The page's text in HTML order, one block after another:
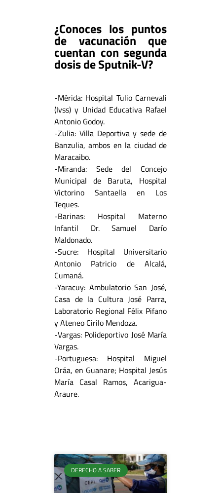
¿Conoces los puntos
de vacunación que
cuentan con segunda
dosis de Sputnik-V?
-Mérida: Hospital Tulio Carnevali
(Ivss) y Unidad Educativa Rafael
Antonio Godoy.
-Zulia: Villa Deportiva y sede de
Banzulia, ambos en la ciudad de
Maracaibo.
-Miranda: Sede del Concejo
Municipal de Baruta, Hospital
Victorino Santaella en Los
Teques.
-Barinas: Hospital Materno
Infantil Dr. Samuel Darío
Maldonado.
-Sucre: Hospital Universitario
Antonio Patricio de Alcalá,
Cumaná.
-Yaracuy: Ambulatorio San José,
Casa de la Cultura José Parra,
Laboratorio Regional Félix Pifano
y Ateneo Cirilo Mendoza.
-Vargas: Polideportivo José María
Vargas.
-Portuguesa: Hospital Miguel
Oráa, en Guanare; Hospital Jesús
María Casal Ramos, Acarigua-
Araure.
DERECHO A SABER